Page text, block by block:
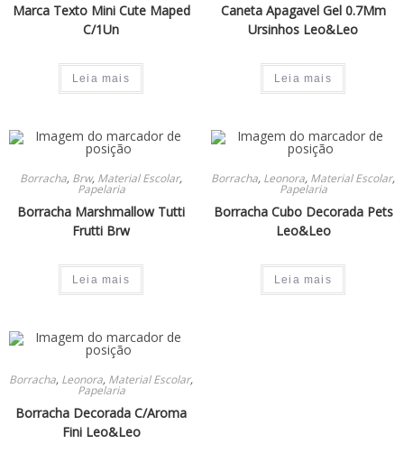
Marca Texto Mini Cute Maped
C/1Un
Leia mais
Caneta Apagavel Gel 0.7Mm
Ursinhos Leo&Leo
Leia mais
Borracha, Brw, Material Escolar,
Papelaria
Borracha Marshmallow Tutti
Frutti Brw
Leia mais
Borracha, Leonora, Material Escolar,
Papelaria
Borracha Cubo Decorada Pets
Leo&Leo
Leia mais
Borracha, Leonora, Material Escolar,
Papelaria
Borracha Decorada C/Aroma
Fini Leo&Leo